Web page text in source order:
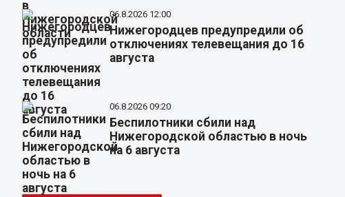
06.8.2026 12:00
Нижегородцев предупредили об
отключениях телевещания до 16
августа
06.8.2026 09:20
Беспилотники сбили над
Нижегородской областью в ночь
на 6 августа